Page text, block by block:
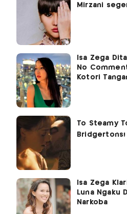
Mirzani
Isa Zega
No
Kotori
Isa Zega
Luna Ngaku
Narkoba